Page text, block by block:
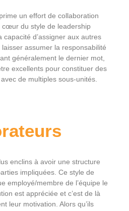
un effort de collaboration
du style de leadership
d’assigner aux autres
assumer la responsabilité
généralement le dernier mot,
excellents pour constituer des
de multiples sous-unités.
enclins à avoir une structure
impliquées. Ce style de
employé/membre de l’équipe le
est appréciée et c’est de là
leur motivation. Alors qu’ils